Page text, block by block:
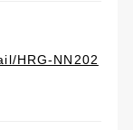
HRG-NN202